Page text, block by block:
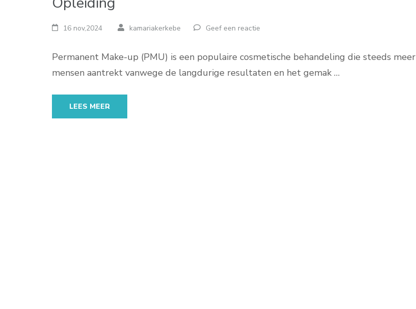
16 nov,2024 kamariakerkebe Geef een reactie
Permanent Make-up (PMU) is een populaire cosmetische behandeling die steeds meer
mensen aantrekt vanwege de langdurige resultaten en het gemak …
LEES MEER